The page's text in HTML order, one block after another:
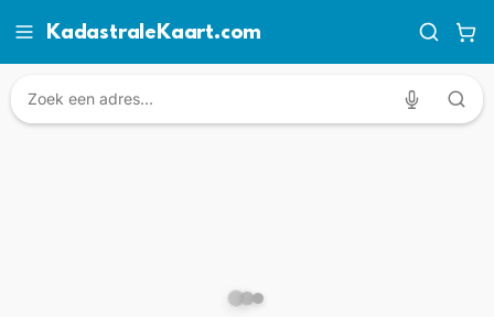
KadastraleKaart.com